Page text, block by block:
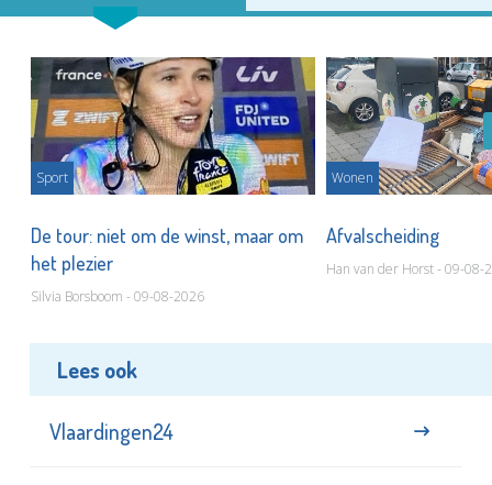
Sport
De tour: niet om de winst, maar om
het plezier
Silvia Borsboom - 09-08-2026
Wonen
Afvalscheiding
Han van der Horst - 09-08-
Lees ook
Vlaardingen24